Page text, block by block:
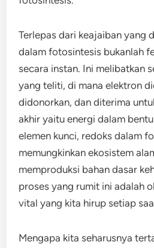
Terlepas dari keajaiban yang
dalam fotosintesis bukanlah
secara instan. Ini melibatkan
yang teliti, di mana elektron
didonorkan, dan diterima
akhir yaitu energi dalam
elemen kunci, redoks dalam
memungkinkan ekosistem
memproduksi bahan dasar
proses yang rumit ini adalah
vital yang kita hirup setiap
Mengapa kita seharusnya